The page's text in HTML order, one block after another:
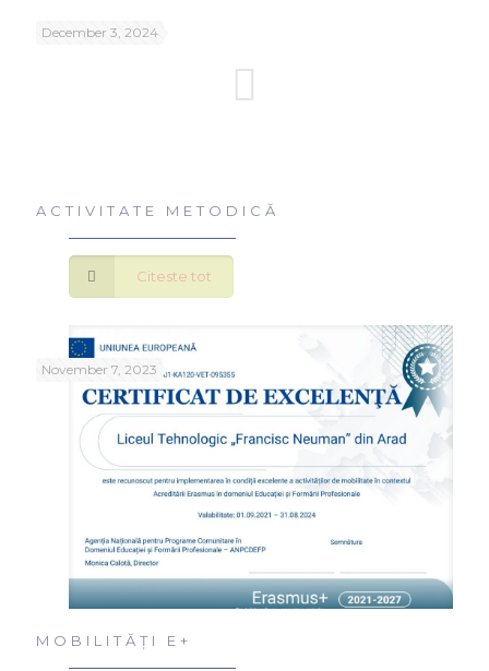
December 3, 2024
ACTIVITATE METODICĂ
Citeste tot
November 7, 2023
MOBILITĂȚI E+